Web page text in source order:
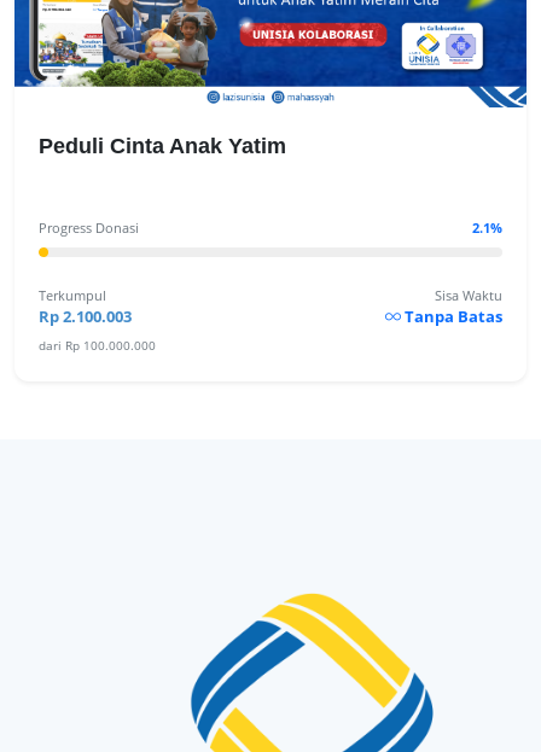
Peduli Cinta Anak Yatim
Progress Donasi 2.1%
Terkumpul
Rp 2.100.003
dari Rp 100.000.000
Sisa Waktu
Tanpa Batas